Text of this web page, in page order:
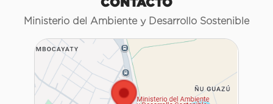
Ministerio del Ambiente y Desarrollo Sostenible